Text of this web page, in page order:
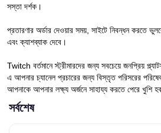
সস্তা দর্শক।
প্রতারণার অর্ডার দেওয়ার সময়, সাইটে নিবন্ধন করতে
এবং ক্যাশব্যাক দেবে।
Twitch বর্তমানে স্ট্রীমারদের জন্য সবচেয়ে জনপ্রিয়
এ আপনার চ্যানেল প্রচারের জন্য বিস্তৃত পরিসরের
আপনাকে আপনার লক্ষ্য অর্জনে সাহায্য করতে পেরে খুশি
সর্বশেষ